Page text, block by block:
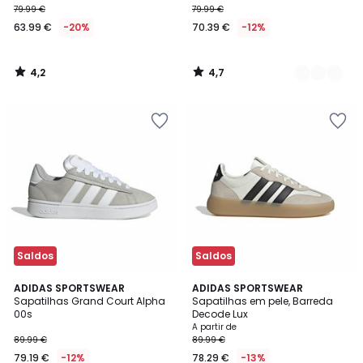
79.99 €
63.99 € -20%
4,2
/
79.99 €
70.39 € -12%
4,7
/
Saldos
ADIDAS SPORTSWEAR
Sapatilhas Grand Court Alpha
00s
89.99 €
79.19 € -12%
4,9
/ 5
Saldos
ADIDAS SPORTSWEAR
Sapatilhas em pele, Barreda
Decode Lux
A partir de
89.99 €
78.29 € -13%
4,6
/ 5
2
Cores